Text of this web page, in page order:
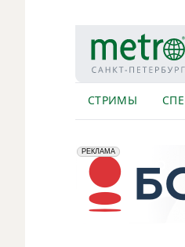
СТРИМЫ
erid: 2VfnxyFybV5
РЕКЛАМА
ПАО "Банк "Санкт-